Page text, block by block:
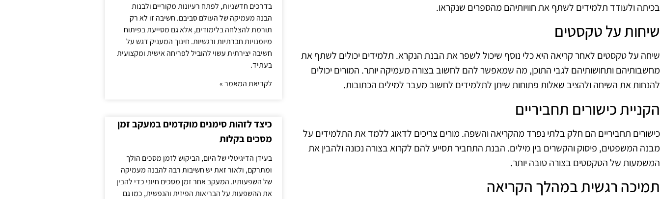
בכיתה ולעודד תלמידים לשתף את חוויותיהם מהספרים שנקראו.
שיחות על טקסטים
שיחה על טקסטים לאחר קריאה היא כלי נוסף שיכול לשפר את הבנת הנקרא. תלמידים יכולים לשתף את
מחשבותיהם ותחושותיהם לגבי התוכן, מה שמאפשר להם לחשוב בצורה מעמיקה יותר. המורים יכולים
להנחות את השיחה ולהציב שאלות פתוחות שיתן לתלמידים לחשוב מעבר למילים הכתובות.
הקניית כישורים תחביריים
כישורים תחביריים הם חלק בלתי נפרד מהקריאה והשפה. מורים צריכים לדאוג ללמד את התלמידים על
מבנה המשפטים, פיסוק והקשרים בין מילים. הבנת התחביר תסייע להם לקרוא בצורה נכונה ולהבין את
המשמעות של הטקסטים בצורה טובה יותר.
תמיכה רגשית במהלך הקריאה
בדרכים חדשניות, לפתח רעיונות מקוריים ולבנות
הבנה מעמיקה של העולם סביבם. חשיבה זו לא רק
תורמת להצלחה בלימודים, אלא גם מסייעת בפיתוח
מיומנויות חברתיות ורגשיות. חינוך המעניק דגש על
חשיבה יצירתית עשוי להוביל לפריחה אישית ומקצועית
בעתיד.
לקריאת המאמר »
כיצד לזהות סימנים מוקדמים במעקב זמן
מסכים בקלות
בעידן הדיגיטלי של היום, הביקוש לזמן מסכים הולך
ומתרקם, ולאור זאת יש חשיבות רבה להבנה מעמיקה
של השפעותיו. המעקב אחר זמן מסכים חיוני כדי להבין
את ההשפעות על הבריאות הפיזית והנפשית, כמו גם